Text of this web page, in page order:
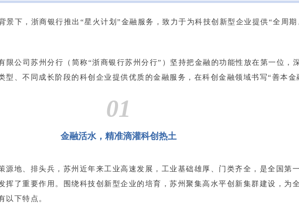
景下，浙商银行推出“星火计划”金融服务，致力于为科技创新型企业提供“全周
公司苏州分行（简称“浙商银行苏州分行”）坚持把金融的功能性放在第一位，
、不同成长阶段的科创企业提供优质的金融服务，在科创金融领域书写“善本金
01
金融活水，精准滴灌科创热土
地、排头兵，苏州近年来工业高速发展，工业基础雄厚、门类齐全，是全国第
了重要作用。围绕科技创新型企业的培育，苏州聚集高水平创新集群建设，为
以下特点。